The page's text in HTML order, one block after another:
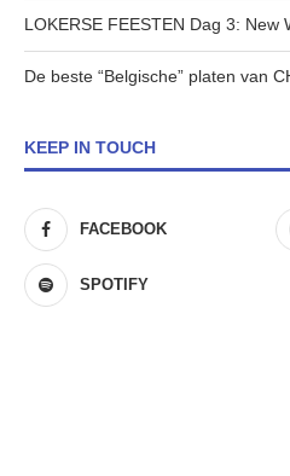
LOKERSE FEESTEN Dag 3: New
De beste “Belgische” platen van
KEEP IN TOUCH
FACEBOOK
SPOTIFY